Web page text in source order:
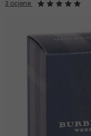
3 ocjene